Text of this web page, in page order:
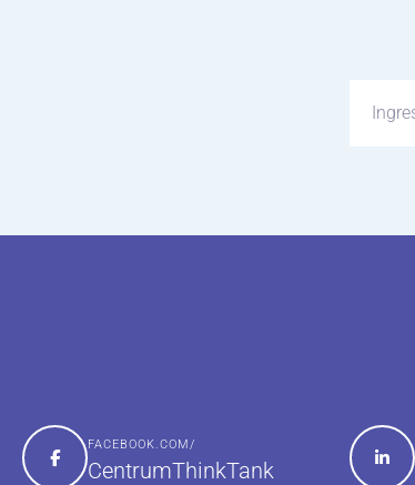
FACEBOOK.COM/
CentrumThinkTank